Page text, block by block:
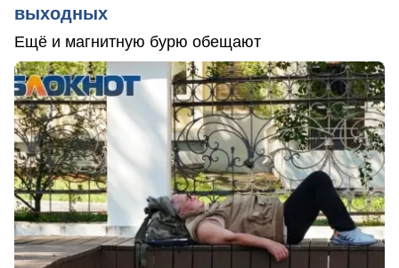
выходных
Ещё и магнитную бурю обещают